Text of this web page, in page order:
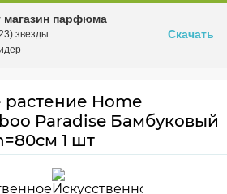
ул. Заозерная, 11, к. 1
растение Home
Paradise Бамбуковый
1 шт
магазин парфюма
звезды
Скачать